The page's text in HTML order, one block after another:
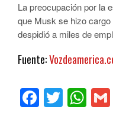
La preocupación por la
que Musk se hizo
despidió a miles de
Fuente: